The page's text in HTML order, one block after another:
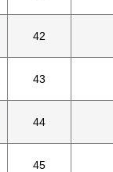
42
43
44
45